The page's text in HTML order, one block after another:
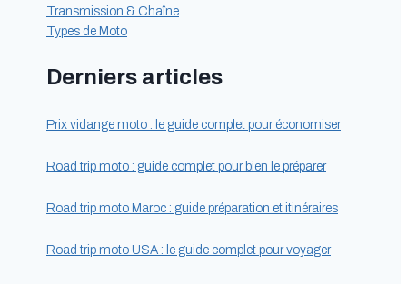
Transmission & Chaîne
Types de Moto
Derniers articles
Prix vidange moto : le guide complet pour économiser
Road trip moto : guide complet pour bien le préparer
Road trip moto Maroc : guide préparation et itinéraires
Road trip moto USA : le guide complet pour voyager